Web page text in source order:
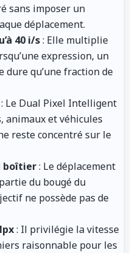
sans imposer un
déplacement.
40 i/s: Elle multiplie
expression, un
dure qu’une fraction de
: Le Dual Pixel Intelligent
animaux et véhicules
reste concentré sur le
boîtier: Le déplacement
du bougé du
ne possède pas de
: Il privilégie la vitesse
raisonnable pour les